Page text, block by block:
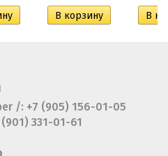
/: +7 (905) 156-01-05
331-01-61